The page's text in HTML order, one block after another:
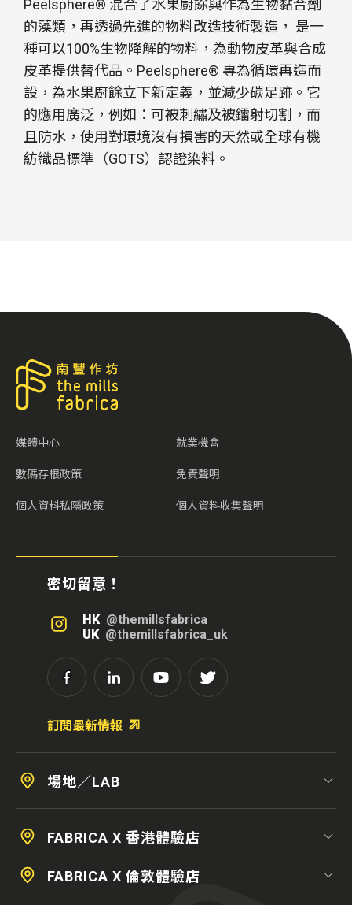
Peelsphere® 混合了水果廚餘與作為生物黏合劑
的藻類，再透過先進的物料改造技術製造， 是一
種可以100%生物降解的物料，為動物皮革與合成
皮革提供替代品。Peelsphere® 專為循環再造而
設，為水果廚餘立下新定義，並減少碳足跡。它
的應用廣泛，例如：可被刺繡及被鐳射切割，而
且防水，使用對環境沒有損害的天然或全球有機
紡織品標準（GOTS）認證染料。
媒體中心 就業機會
數碼存根政策 免責聲明
個人資料私隱政策 個人資料收集聲明
密切留意！
HK @themillsfabrica
UK @themillsfabrica_uk
訂閱最新情報
場地／LAB
FABRICA X 香港體驗店
FABRICA X 倫敦體驗店